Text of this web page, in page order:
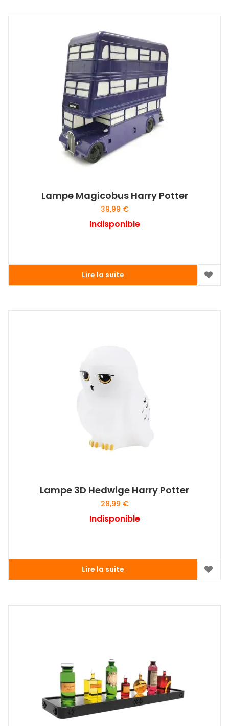
Lampe Magicobus Harry Potter
39,99 €
Indisponible
Lire la suite
Lampe 3D Hedwige Harry Potter
28,99 €
Indisponible
Lire la suite